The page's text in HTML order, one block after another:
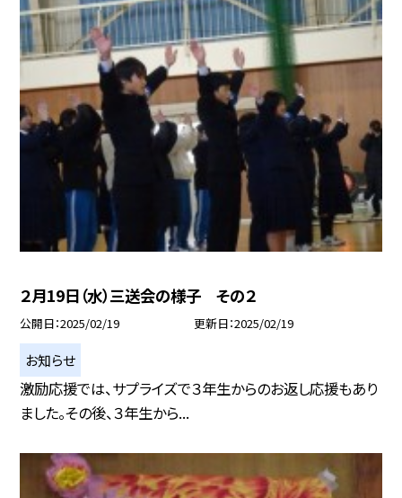
２月19日（水）三送会の様子 その２
公開日 2025/02/19 更新日 2025/02/19
お知らせ
激励応援では、サプライズで３年生からのお返し応援もあり
ました。その後、３年生から...